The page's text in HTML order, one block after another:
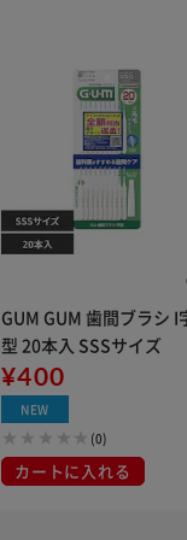
GUM GUM 歯間ブラシ I
型 20本入 SSSサイズ
¥400
NEW
(0)
カートに入れる